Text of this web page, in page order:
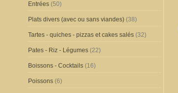
Entrées (50)
Plats divers (avec ou sans viandes) (38)
Tartes - quiches - pizzas et cakes salés (32)
Pates - Riz - Légumes (22)
Boissons - Cocktails (16)
Poissons (6)